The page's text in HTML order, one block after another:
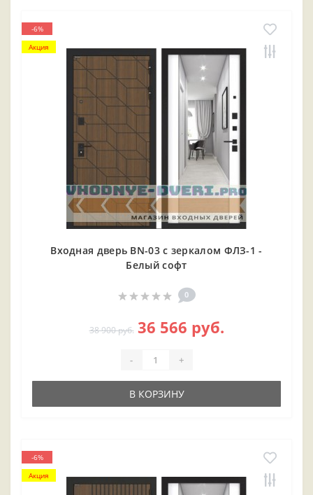
-6%
Акция
Входная дверь BN-03 с зеркалом ФЛЗ-1 -
Белый софт
0
38 900 руб. 36 566 руб.
- +
В КОРЗИНУ
-6%
Акция